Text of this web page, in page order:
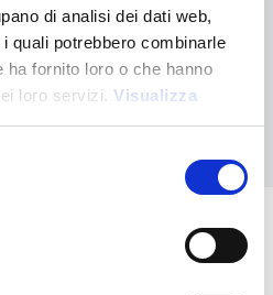
di analisi dei dati web,
quali potrebbero combinarle
fornito loro o che hanno
loro servizi. Visualizza
wonach Sie suchen?
Hilfe benötigen, oder fordern Sie
Bestellung an
Sie uns